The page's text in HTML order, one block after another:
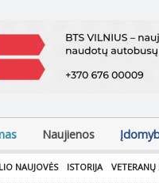
Naujienos
NAUJOVĖS ISTORIJA VETERANŲ